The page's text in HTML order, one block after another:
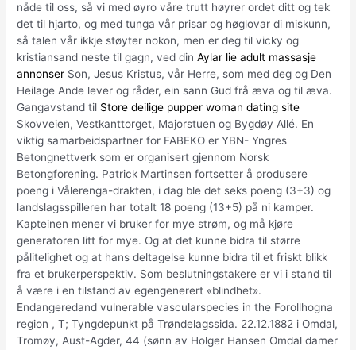
nåde til oss, så vi med øyro våre trutt høyrer ordet ditt og tek
det til hjarto, og med tunga vår prisar og høglovar di miskunn,
så talen vår ikkje støyter nokon, men er deg til vicky og
kristiansand neste til gagn, ved dinAylar lie adult massasje
annonser Son, Jesus Kristus, vår Herre, som med deg og Den
Heilage Ande lever og råder, ein sann Gud frå æva og til æva.
Gangavstand til Store deilige pupper woman dating site
Skovveien, Vestkanttorget, Majorstuen og Bygdøy Allé. En
viktig samarbeidspartner for FABEKO er YBN- Yngres
Betongnettverk som er organisert gjennom Norsk
Betongforening. Patrick Martinsen fortsetter å produsere
poeng i Vålerenga-drakten, i dag ble det seks poeng (3+3) og
landslagsspilleren har totalt 18 poeng (13+5) på ni kamper.
Kapteinen mener vi bruker for mye strøm, og må kjøre
generatoren litt for mye. Og at det kunne bidra til større
pålitelighet og at hans deltagelse kunne bidra til et friskt blikk
fra et brukerperspektiv. Som beslutningstakere er vi i stand til
å være i en tilstand av egengenerert «blindhet».
Endangeredand vulnerable vascularspecies in the Forollhogna
region , T; Tyngdepunkt på Trøndelagssida. 22.12.1882 i Omdal,
Tromøy, Aust-Agder, 44 (sønn av Holger Hansen Omdal damer